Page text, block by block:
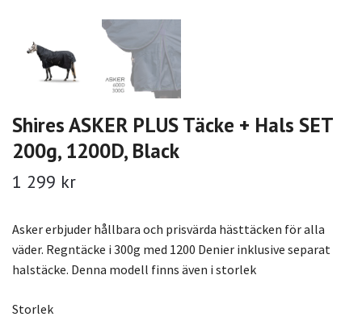
Shires ASKER PLUS Täcke + Hals SET
200g, 1200D, Black
1 299 kr
Asker erbjuder hållbara och prisvärda hästtäcken för alla
väder. Regntäcke i 300g med 1200 Denier inklusive separat
halstäcke. Denna modell finns även i storlek
Storlek